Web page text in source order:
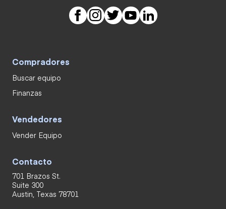
Compradores
Buscar equipo
Finanzas
Vendedores
Vender Equipo
Contacto
701 Brazos St.
Suite 300
Austin, Texas 78701